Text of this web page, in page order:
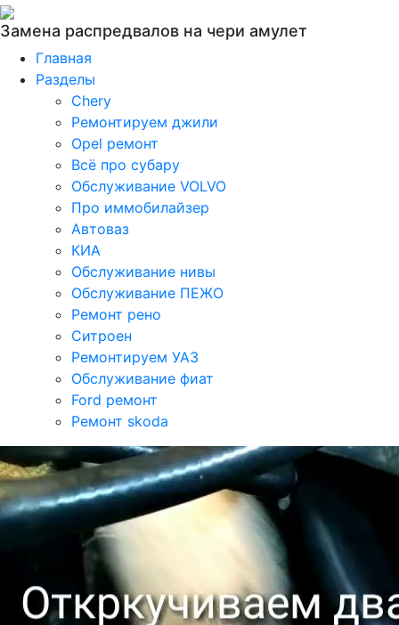
Замена распредвалов на чери амулет
Главная
Разделы
Chery
Ремонтируем джили
Opel ремонт
Всё про субару
Обслуживание VOLVO
Про иммобилайзер
Автоваз
КИА
Обслуживание нивы
Обслуживание ПЕЖО
Ремонт рено
Ситроен
Ремонтируем УАЗ
Обслуживание фиат
Ford ремонт
Ремонт skoda